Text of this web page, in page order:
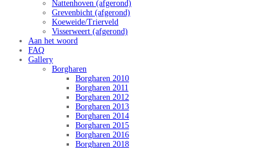
Nattenhoven (afgerond)
Grevenbicht (afgerond)
Koeweide/Trierveld
Visserweert (afgerond)
Aan het woord
FAQ
Gallery
Borgharen
Borgharen 2010
Borgharen 2011
Borgharen 2012
Borgharen 2013
Borgharen 2014
Borgharen 2015
Borgharen 2016
Borgharen 2018